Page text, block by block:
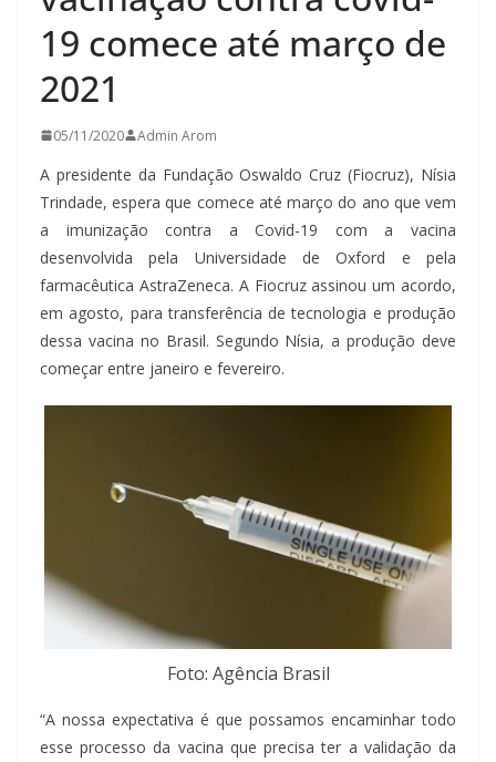
19 comece até março de
2021
05/11/2020 Admin Arom
A presidente da Fundação Oswaldo Cruz (Fiocruz), Nísia
Trindade, espera que comece até março do ano que vem
a imunização contra a Covid-19 com a vacina
desenvolvida pela Universidade de Oxford e pela
farmacêutica AstraZeneca. A Fiocruz assinou um acordo,
em agosto, para transferência de tecnologia e produção
dessa vacina no Brasil. Segundo Nísia, a produção deve
começar entre janeiro e fevereiro.
Foto: Agência Brasil
“A nossa expectativa é que possamos encaminhar todo
esse processo da vacina que precisa ter a validação da